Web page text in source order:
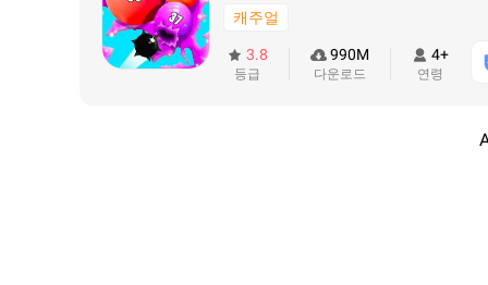
캐주얼
3.8
등급
990M
다운로드
4+
연령